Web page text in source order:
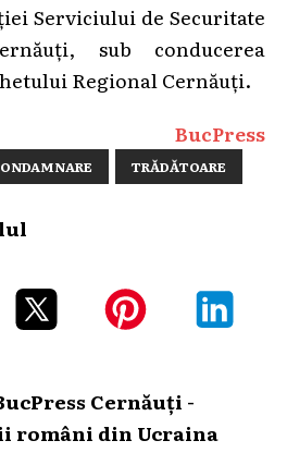
Serviciului de Securitate
sub conducerea
Regional Cernăuți.
BucPress
TRĂDĂTOARE
Cernăuți -
români din Ucraina